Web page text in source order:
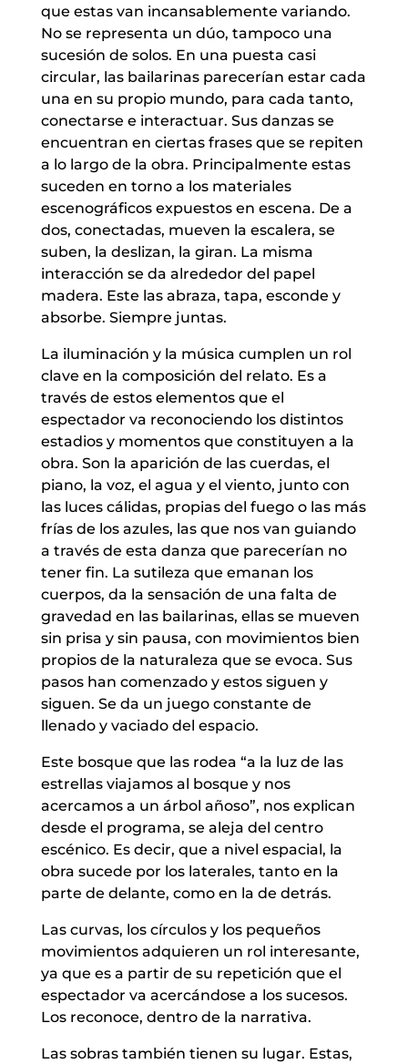
que estas van incansablemente variando.
No se representa un dúo, tampoco una
sucesión de solos. En una puesta casi
circular, las bailarinas parecerían estar cada
una en su propio mundo, para cada tanto,
conectarse e interactuar. Sus danzas se
encuentran en ciertas frases que se repiten
a lo largo de la obra. Principalmente estas
suceden en torno a los materiales
escenográficos expuestos en escena. De a
dos, conectadas, mueven la escalera, se
suben, la deslizan, la giran. La misma
interacción se da alrededor del papel
madera. Este las abraza, tapa, esconde y
absorbe. Siempre juntas.
La iluminación y la música cumplen un rol
clave en la composición del relato. Es a
través de estos elementos que el
espectador va reconociendo los distintos
estadios y momentos que constituyen a la
obra. Son la aparición de las cuerdas, el
piano, la voz, el agua y el viento, junto con
las luces cálidas, propias del fuego o las más
frías de los azules, las que nos van guiando
a través de esta danza que parecerían no
tener fin. La sutileza que emanan los
cuerpos, da la sensación de una falta de
gravedad en las bailarinas, ellas se mueven
sin prisa y sin pausa, con movimientos bien
propios de la naturaleza que se evoca. Sus
pasos han comenzado y estos siguen y
siguen. Se da un juego constante de
llenado y vaciado del espacio.
Este bosque que las rodea “a la luz de las
estrellas viajamos al bosque y nos
acercamos a un árbol añoso”, nos explican
desde el programa, se aleja del centro
escénico. Es decir, que a nivel espacial, la
obra sucede por los laterales, tanto en la
parte de delante, como en la de detrás.
Las curvas, los círculos y los pequeños
movimientos adquieren un rol interesante,
ya que es a partir de su repetición que el
espectador va acercándose a los sucesos.
Los reconoce, dentro de la narrativa.
Las sobras también tienen su lugar. Estas,